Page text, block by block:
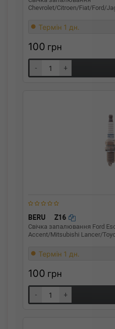
Chevrolet/Citroen/Fiat/Ford/
Термін 1 дн.
100 грн
- +
BERU Z16
Свічка запалювання Ford
Accent/Mitsubishi Lancer/
Термін 1 дн.
100 грн
- +